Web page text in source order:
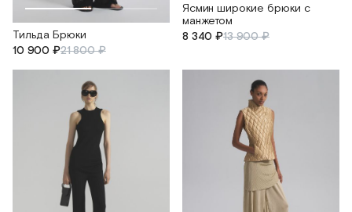
Тильда Брюки
10 900 ₽21 800 ₽
Ясмин широкие брюки с
манжетом
8 340 ₽13 900 ₽